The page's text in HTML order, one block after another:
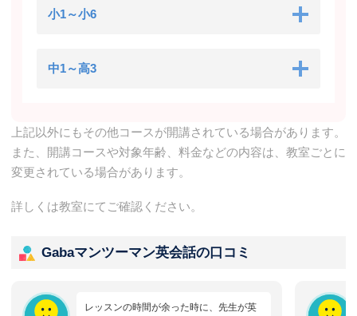
小1～小6
中1～高3
上記以外にもその他コースが開講されている場合があります。
また、開講コースや対象年齢、料金などの内容は、教室ごとに
変更されている場合があります。
詳しくは教室にてご確認ください。
Gabaマンツーマン英会話の口コミ
レッスンの時間が余った時に、先生が英